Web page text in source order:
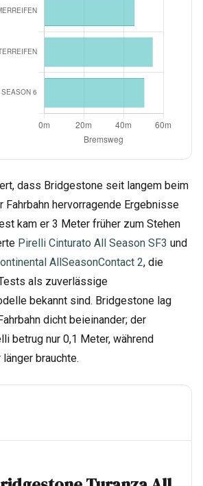
dass Bridgestone seit langem beim
Fahrbahn hervorragende Ergebnisse
kam er 3 Meter früher zum Stehen
Pirelli Cinturato All Season SF3 und
AllSeasonContact 2, die
als zuverlässige
bekannt sind. Bridgestone lag
dicht beieinander; der
betrug nur 0,1 Meter, während
brauchte.